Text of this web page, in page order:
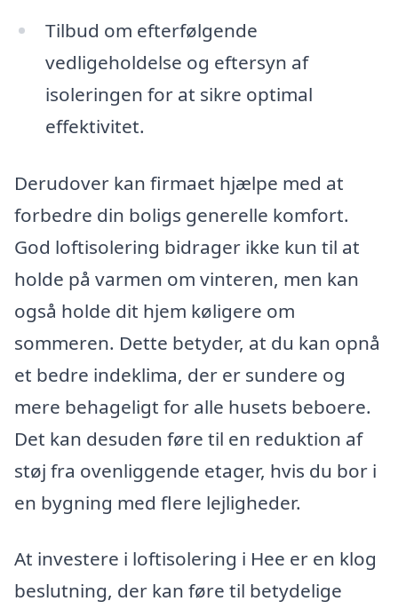
Tilbud om efterfølgende
vedligeholdelse og eftersyn af
isoleringen for at sikre optimal
effektivitet.
Derudover kan firmaet hjælpe med at
forbedre din boligs generelle komfort.
God loftisolering bidrager ikke kun til at
holde på varmen om vinteren, men kan
også holde dit hjem køligere om
sommeren. Dette betyder, at du kan opnå
et bedre indeklima, der er sundere og
mere behageligt for alle husets beboere.
Det kan desuden føre til en reduktion af
støj fra ovenliggende etager, hvis du bor i
en bygning med flere lejligheder.
At investere i loftisolering i Hee er en klog
beslutning, der kan føre til betydelige